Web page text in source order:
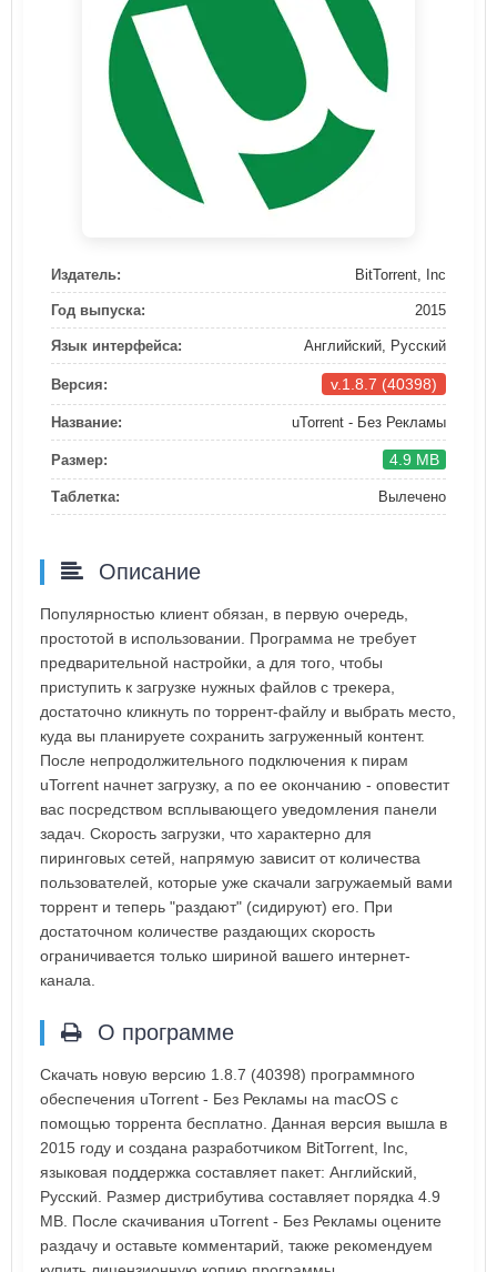
Издатель: BitTorrent, Inc
Год выпуска: 2015
Язык интерфейса: Английский, Русский
Версия: v.1.8.7 (40398)
Название: uTorrent - Без Рекламы
Размер: 4.9 MB
Таблетка: Вылечено
Описание
Популярностью клиент обязан, в первую очередь,
простотой в использовании. Программа не требует
предварительной настройки, а для того, чтобы
приступить к загрузке нужных файлов с трекера,
достаточно кликнуть по торрент-файлу и выбрать место,
куда вы планируете сохранить загруженный контент.
После непродолжительного подключения к пирам
uTorrent начнет загрузку, а по ее окончанию - оповестит
вас посредством всплывающего уведомления панели
задач. Скорость загрузки, что характерно для
пиринговых сетей, напрямую зависит от количества
пользователей, которые уже скачали загружаемый вами
торрент и теперь "раздают" (сидируют) его. При
достаточном количестве раздающих скорость
ограничивается только шириной вашего интернет-
канала.
О программе
Скачать новую версию 1.8.7 (40398) программного
обеспечения uTorrent - Без Рекламы на macOS с
помощью торрента бесплатно. Данная версия вышла в
2015 году и создана разработчиком BitTorrent, Inc,
языковая поддержка составляет пакет: Английский,
Русский. Размер дистрибутива составляет порядка 4.9
MB. После скачивания uTorrent - Без Рекламы оцените
раздачу и оставьте комментарий, также рекомендуем